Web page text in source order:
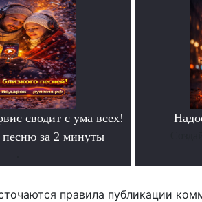
сводит с ума всех!
за 2 минуты
правила публикации